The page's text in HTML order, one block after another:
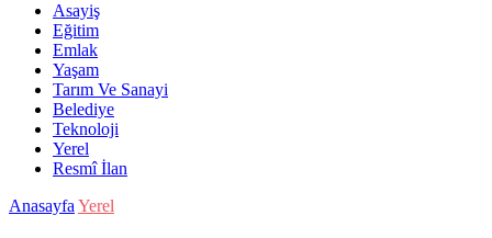
Asayiş
Eğitim
Emlak
Yaşam
Tarım Ve Sanayi
Belediye
Teknoloji
Yerel
Resmî İlan
Anasayfa Yerel